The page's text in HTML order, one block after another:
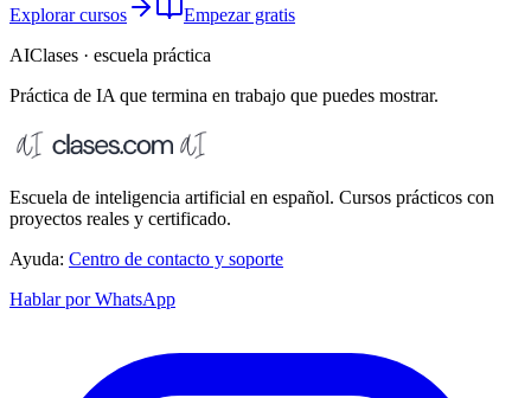
Explorar cursos
Empezar gratis
AIClases · escuela práctica
Práctica de IA que termina en trabajo que puedes mostrar.
Escuela de inteligencia artificial en español. Cursos prácticos con
proyectos reales y certificado.
Ayuda: Centro de contacto y soporte
Hablar por WhatsApp